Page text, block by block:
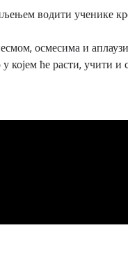
водити ученике
осмесима и
ће расти, учити и